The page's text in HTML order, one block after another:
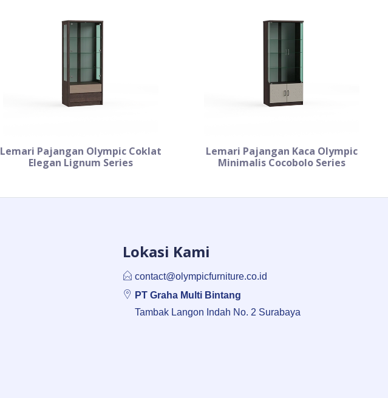
Lemari Pajangan Olympic Coklat
Elegan Lignum Series
Lemari Pajangan Kaca Olympic
Minimalis Cocobolo Series
Lokasi Kami
contact@olympicfurniture.co.id
PT Graha Multi Bintang
Tambak Langon Indah No. 2 Surabaya